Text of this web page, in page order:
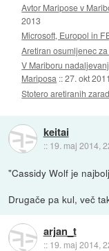
Avtor Maripose v
2013
Microsoft, Europol in
Aretiran osumljenec
V Mariboru
Mariposa ::27. okt 2011
Stotero aretiranih
keitai
:: 19. maj 2014,
"Cassidy Wolf je
Drugače pa kul, več
arjan_t
:: 19. maj 2014,